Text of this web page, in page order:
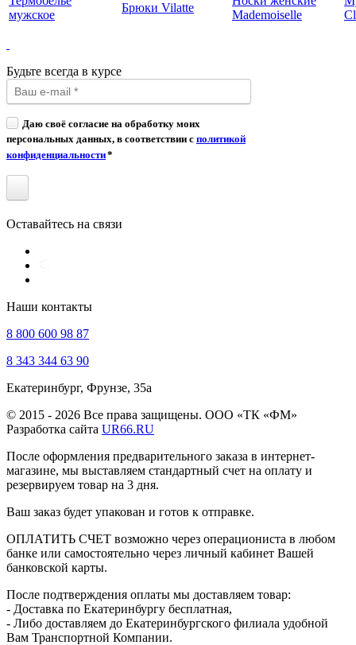
мужское
Брюки Vilatte
Mademoiselle
Будьте всегда в курсе
Даю своё согласие на обработку моих
персональных данных, в соответствии с политикой
конфиденциальности*
Оставайтесь на связи
Наши контакты
8 800 600 98 87
8 343 344 63 90
Екатеринбург, Фрунзе, 35а
© 2015 - 2026 Все права защищены. ООО «ТК «ФМ»
Разработка сайта UR66.RU
После оформления предварительного заказа в интернет-
магазине, мы выставляем стандартный счет на оплату и
резервируем товар на 3 дня.
Ваш заказ будет упакован и готов к отправке.
ОПЛАТИТЬ СЧЕТ возможно через операциониста в любом
банке или самостоятельно через личный кабинет Вашей
банковской карты.
После подтверждения оплаты мы доставляем товар:
- Доставка по Екатеринбургу бесплатная,
- Либо доставляем до Екатеринбургского филиала удобной
Вам Транспортной Компании.